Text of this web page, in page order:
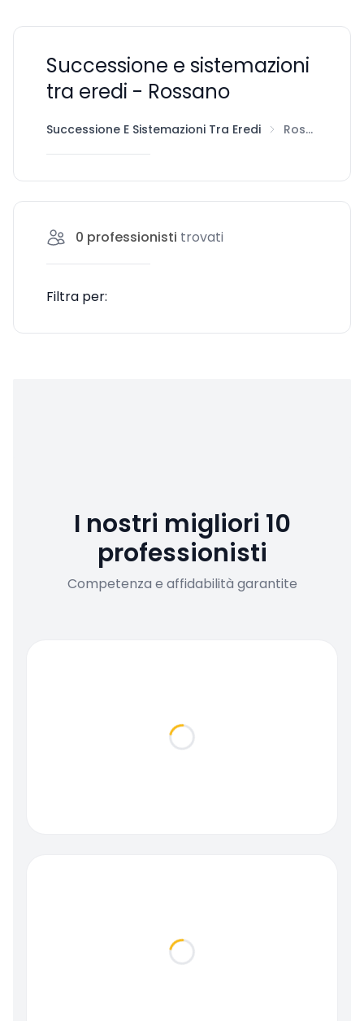
Successione e sistemazioni
tra eredi - Rossano
Successione E Sistemazioni Tra Eredi Rossano
0 professionisti trovati
Filtra per:
I nostri migliori 10
professionisti
Competenza e affidabilità garantite
Loading...
Loading...